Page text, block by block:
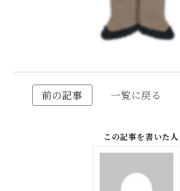
前の記事 一覧に戻る
この記事を書いた人